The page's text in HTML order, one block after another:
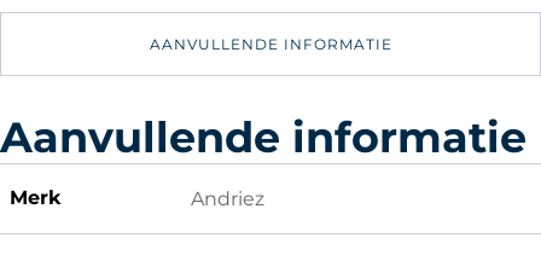
AANVULLENDE INFORMATIE
Aanvullende informatie
Merk Andriez